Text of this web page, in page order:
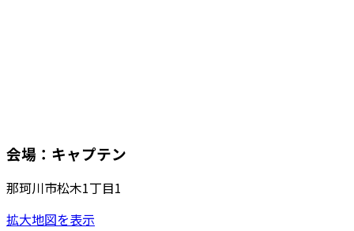
会場：キャプテン
那珂川市松木1丁目1
拡大地図を表示